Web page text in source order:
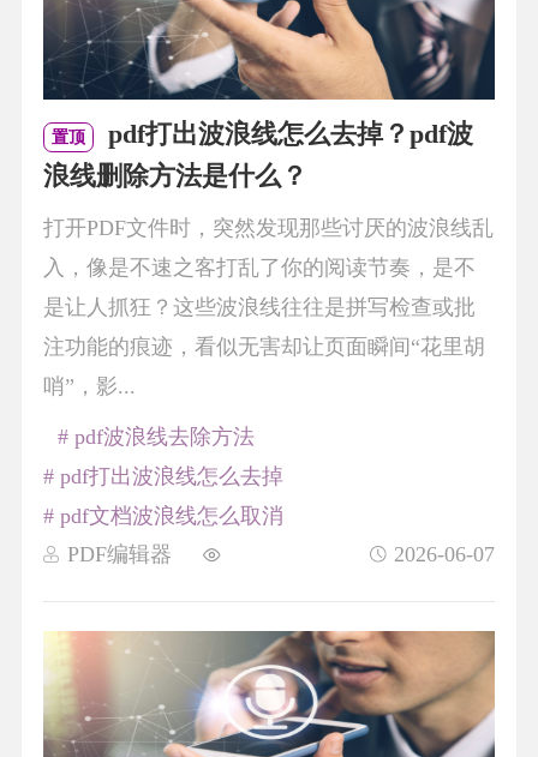
置顶
pdf打出波浪线怎么去掉？pdf波
浪线删除方法是什么？
打开PDF文件时，突然发现那些讨厌的波浪线乱
入，像是不速之客打乱了你的阅读节奏，是不
是让人抓狂？这些波浪线往往是拼写检查或批
注功能的痕迹，看似无害却让页面瞬间“花里胡
哨”，影...
PDF编辑器 2026-06-07
# pdf波浪线去除方法
# pdf打出波浪线怎么去掉
# pdf文档波浪线怎么取消